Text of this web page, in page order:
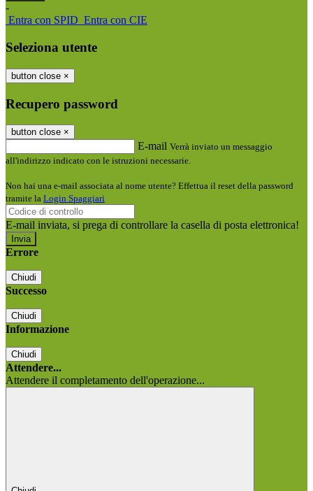
-
Entra con SPID Entra con CIE
Seleziona utente
button close ×
Recupero password
button close ×
E-mail Verrà inviato un messaggio
all'indirizzo indicato con le istruzioni necessarie.
Non hai una e-mail associata al nome utente? Effettua il reset della password
tramite la Login Spaggiari
E-mail inviata, si prega di controllare la casella di posta elettronica!
Errore
Chiudi
Successo
Chiudi
Informazione
Chiudi
Attendere...
Attendere il completamento dell'operazione...